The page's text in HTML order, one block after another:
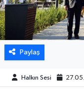
Paylaş
Halkın Sesi